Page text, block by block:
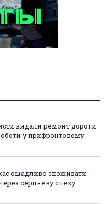
видали ремонт дороги
у прифронтовому
ощадливо споживати
серпневу спеку